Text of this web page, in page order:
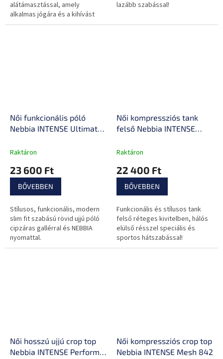
alátámasztással, amely
alkalmas jógára és a kihívást
jelentő erőnléti edzésekhez is.
lazább szabással!
Női funkcionális póló
Nebbia INTENSE Ultimate
Raktáron
23 600 Ft
BŐVEBBEN
Stílusos, funkcionális, modern
slim fit szabású rövid ujjú póló
cipzáras gallérral és NEBBIA
nyomattal.
Női kompressziós tank
felső Nebbia INTENSE
Raktáron
22 400 Ft
BŐVEBBEN
Funkcionális és stílusos tank
felső réteges kivitelben, hálós
elülső résszel speciális és
sportos hátszabással!
Női hosszú ujjú crop top
Nebbia INTENSE Perform
Női kompressziós crop top
Nebbia INTENSE Mesh 842